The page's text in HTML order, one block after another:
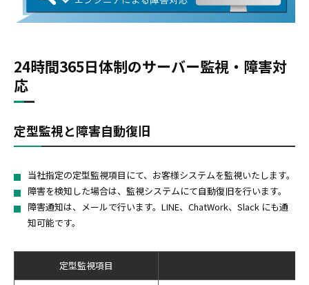
24時間365日体制のサーバー監視・障害対
応
定型監視と障害自動復旧
当社指定の定型監視項目にて、お客様システムを監視いたします。
障害を検知した場合は、監視システムにて自動復旧を行います。
障害通知は、メールで行います。LINE、ChatWork、Slack にも通
知可能です。
定型監視項目